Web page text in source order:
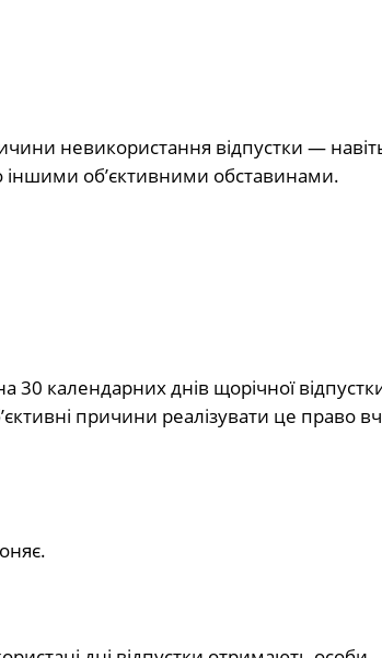
невикористання відпустки —
іншими об’єктивними обставинами.
календарних днів щорічної
причини реалізувати це право